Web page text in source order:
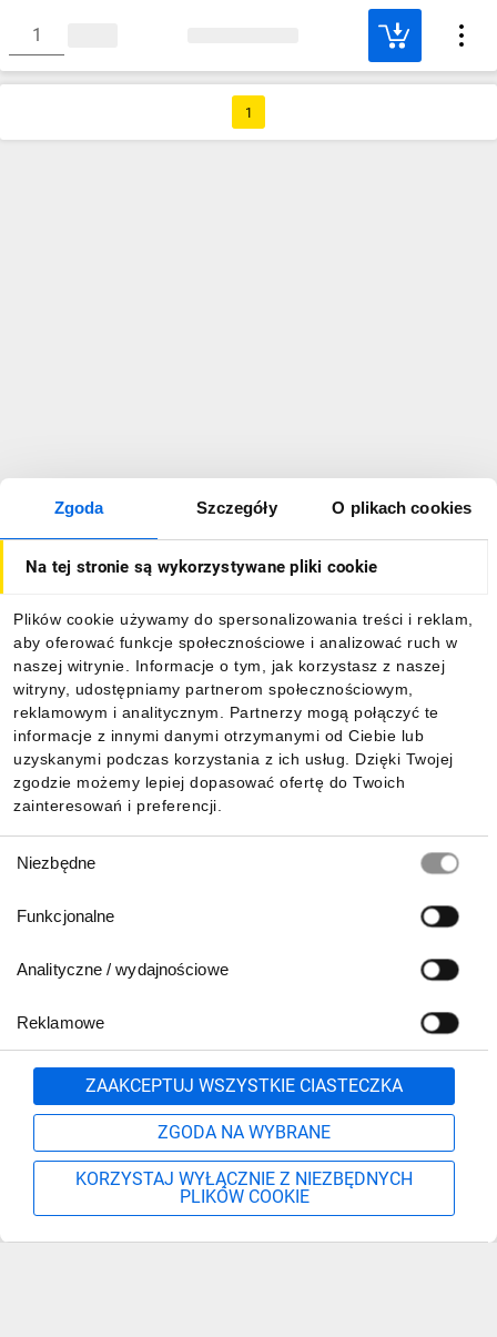
Zgoda Szczegóły O plikach cookies
Na tej stronie są wykorzystywane pliki cookie
Plików cookie używamy do spersonalizowania treści i reklam,
aby oferować funkcje społecznościowe i analizować ruch w
naszej witrynie. Informacje o tym, jak korzystasz z naszej
witryny, udostępniamy partnerom społecznościowym,
reklamowym i analitycznym. Partnerzy mogą połączyć te
informacje z innymi danymi otrzymanymi od Ciebie lub
uzyskanymi podczas korzystania z ich usług. Dzięki Twojej
zgodzie możemy lepiej dopasować ofertę do Twoich
zainteresowań i preferencji.
zgody
Niezbędne
Funkcjonalne
Analityczne / wydajnościowe
Reklamowe
ZAAKCEPTUJ WSZYSTKIE CIASTECZKA
ZGODA NA WYBRANE
KORZYSTAJ WYŁĄCZNIE Z NIEZBĘDNYCH
PLIKÓW COOKIE
1